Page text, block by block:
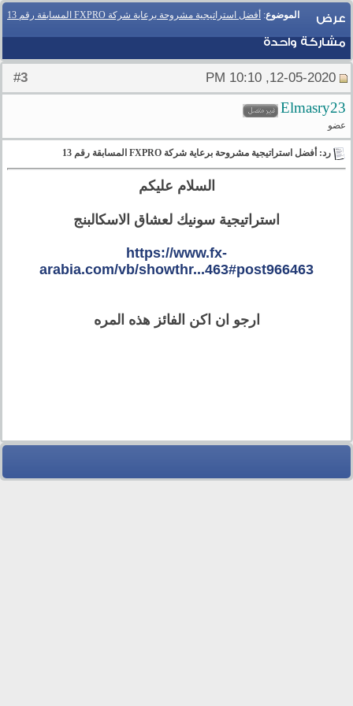
الموضوع: أفضل استراتيجية مشروحة برعاية شركة FXPRO المسابقة رقم 13
عرض
مشاركة واحدة
3
Elmasry23
عضو
رد: أفضل استراتيجية مشروحة برعاية شركة FXPRO المسابقة رقم 13
السلام عليكم
استراتيجية سونيك لعشاق الاسكالبنج
https://www.fx-
arabia.com/vb/showthr...463#post966463
ارجو ان اكن الفائز هذه المره